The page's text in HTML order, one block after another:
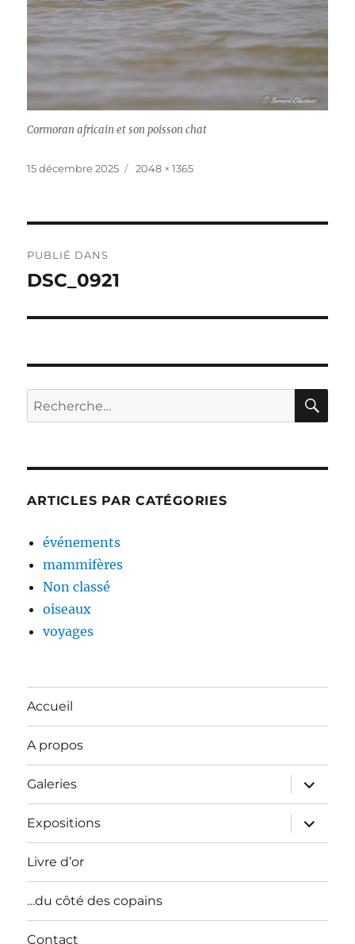
Cormoran africain et son poisson chat
Publié
15 décembre 2025
Taille
2048 × 1365
de
PUBLIÉ DANS
DSC_0921
Recherche
pour :
ARTICLES PAR CATÉGORIES
événements
mammifères
Non classé
oiseaux
voyages
Accueil
A propos
Galeries
ouvrir
le
sous-
menu
Expositions
ouvrir
le
sous-
Livre d’or
…du côté des copains
Contact